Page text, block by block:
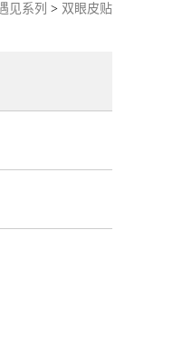
见系列 > 双眼皮贴